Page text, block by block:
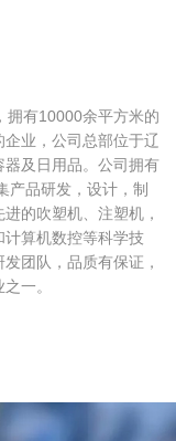
拥有10000余平方米的
业，公司总部位于辽
及日用品。公司拥有
产品研发，设计，制
的吹塑机、注塑机，
算机数控等科学技
团队，品质有保证，
一。